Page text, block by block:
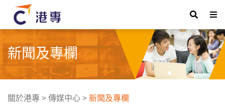
新聞及專欄
關於港專>傳媒中心>新聞及專欄